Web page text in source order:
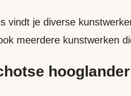
vindt je diverse
meerdere kunstwerken
hooglander